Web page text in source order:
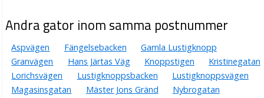
Tord Anders Snell
Daljunkaregatan 16 A, 79137 Falun
Musikfabriken Söder AB
Mats Peter Himmelstrand
023-21750
Andra gator inom samma postnummer
Aspvägen Fängelsebacken
Gamla Lustigknopp
Granvägen
Hans Järtas Väg Knoppstigen
Kristinegatan
Lorichsvägen
Lustigknoppsbacken
Lustigknoppsvägen
Magasinsgatan
Mäster Jons Gränd Nybrogatan